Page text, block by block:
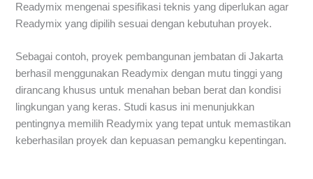
Readymix mengenai spesifikasi teknis yang diperlukan agar
Readymix yang dipilih sesuai dengan kebutuhan proyek.
Sebagai contoh, proyek pembangunan jembatan di Jakarta
berhasil menggunakan Readymix dengan mutu tinggi yang
dirancang khusus untuk menahan beban berat dan kondisi
lingkungan yang keras. Studi kasus ini menunjukkan
pentingnya memilih Readymix yang tepat untuk memastikan
keberhasilan proyek dan kepuasan pemangku kepentingan.